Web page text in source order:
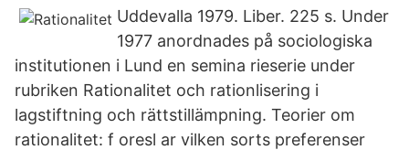
Uddevalla 1979. Liber. 225 s. Under
1977 anordnades på sociologiska
institutionen i Lund en semina rieserie under
rubriken Rationalitet och rationlisering i
lagstiftning och rättstillämpning. Teorier om
rationalitet: f oresl ar vilken sorts preferenser